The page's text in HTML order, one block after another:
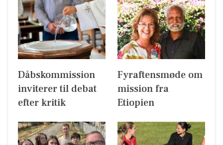
Dåbskommission
inviterer til debat
efter kritik
Fyraftensmøde om
mission fra
Etiopien